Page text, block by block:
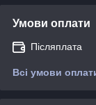
Умови оплати
Післяплата
Всі умови